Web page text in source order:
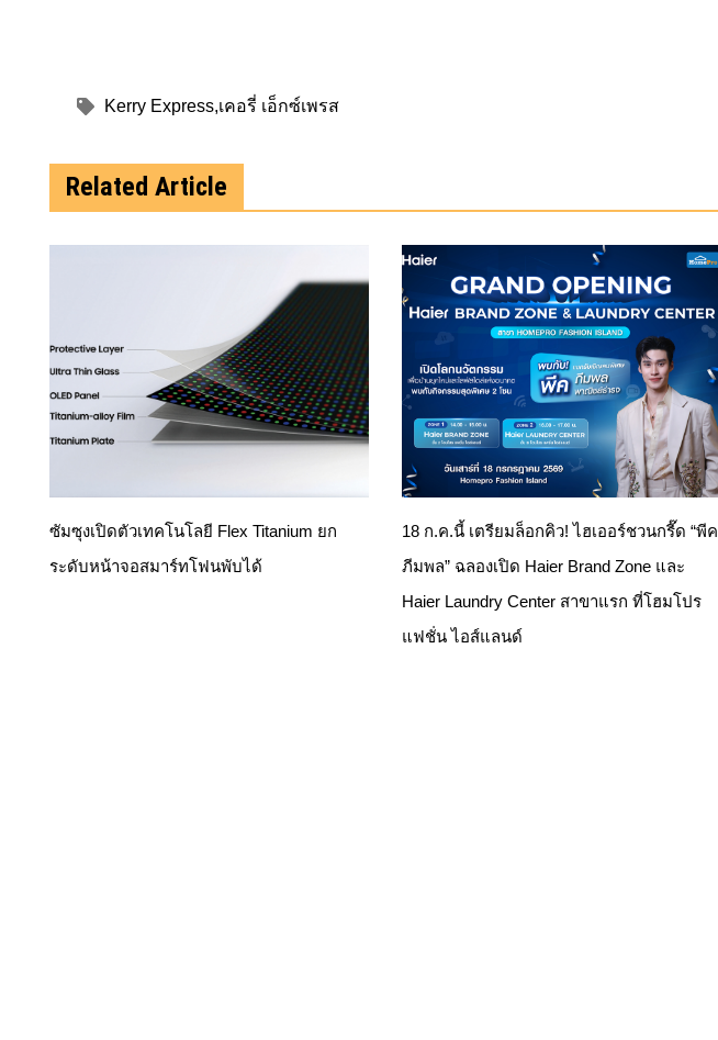
Kerry Express,เคอรี่ เอ็กซ์เพรส
Related Article
ซัมซุงเปิดตัวเทคโนโลยี Flex Titanium ยก
ระดับหน้าจอสมาร์ทโฟนพับได้
18 ก.ค.นี้ เตรียมล็อกคิว! ไฮเออร์ชวนกรี๊ด “พีค
ภีมพล” ฉลองเปิด Haier Brand Zone และ
Haier Laundry Center สาขาแรก ที่โฮมโปร
แฟชั่น ไอส์แลนด์